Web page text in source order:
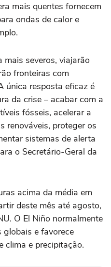
mais quentes fornecem
ondas de calor e
severos, viajarão
fronteiras com
única resposta eficaz é
da crise – acabar com a
fósseis, acelerar a
renováveis, proteger os
sistemas de alerta
o Secretário-Geral da
acima da média em
deste mês até agosto,
O El Niño normalmente
globais e favorece
clima e precipitação.